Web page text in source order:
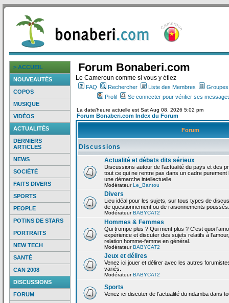
> ACCUEIL
NOUVEAUTÉS
COPOS
MUSIQUE
VIDÉOS
ACTUALITÉS
DERNIERS
ARTICLES
NEWS
SOCIÉTÉ
FAITS DIVERS
SPORTS
PEOPLE
POTINS DE STARS
PORTRAITS
NEW TECH
SANTÉ
CAN 2008
DISCUSSIONS
FORUM
Forum Bonaberi.com
Le Cameroun comme si vous y étiez
FAQ Rechercher Liste des Membres
Profil
Se connecter pour vérifier ses
La date/heure actuelle est Sat Aug 08, 2026 5:02 pm
Forum Bonaberi.com Index du Forum
Forum
Discussions
Actualité et débats dits sérieux
Discussions autour de l'actualité du pays et des
tout ce qui ne rentre pas dans un cadre
une démarche intellectuelle.
ModérateurLe_Bantou
Divers
Lieu idéal pour les sujets, sur tous types de
de questionnement ou de raisonnements
ModérateurBABYCAT2
Hommes & Femmes
Qui trompe plus ? Qui ment plus ? C'est quoi
expérience et discuter des sujets relatifs à
relation homme-femme en général.
ModérateurBABYCAT2
Jeux et délires
Venez ici jouer et délirer avec les autres
variés.
ModérateurBABYCAT2
Sports
Venez ici discuter de l'actualité du ndamba dans